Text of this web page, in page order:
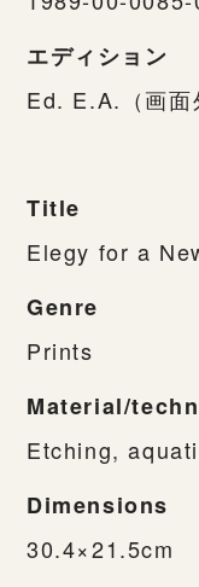
エディション
Ed. E.A.（画面
Title
Elegy for a
Genre
Prints
Material/
Etching,
Dimensions
30.4×21.5cm